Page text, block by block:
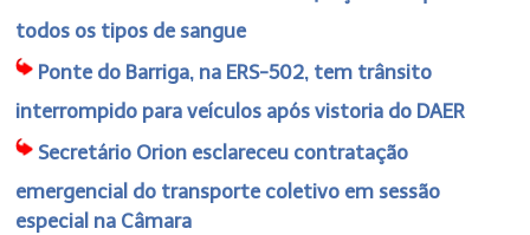
todos os tipos de sangue
Ponte do Barriga, na ERS-502, tem trânsito
interrompido para veículos após vistoria do DAER
Secretário Orion esclareceu contratação
emergencial do transporte coletivo em sessão
especial na Câmara